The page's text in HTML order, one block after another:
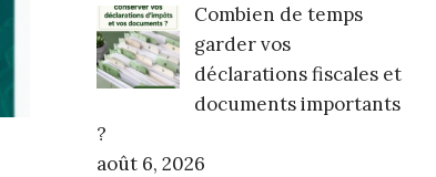
Combien de temps
garder vos
déclarations fiscales et
documents importants
?
août 6, 2026